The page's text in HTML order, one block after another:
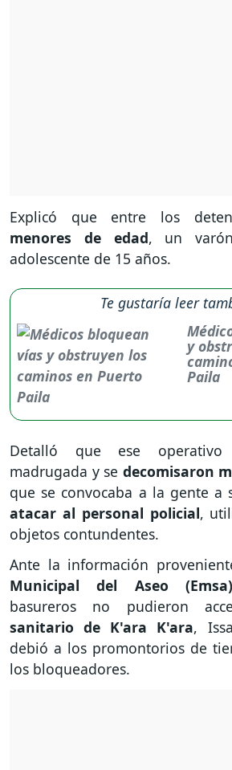
Explicó que entre los
menores de edad, un
adolescente de 15 años.
Te gustaría leer
y
Paila
Detalló que ese
madrugada y se decomisaron
que se convocaba a la gente a
atacar al personal policial,
objetos contundentes.
Ante la información
Municipal del Aseo (Emsa)
basureros no pudieron
sanitario de K'ara K'ara,
debió a los promontorios de
los bloqueadores.